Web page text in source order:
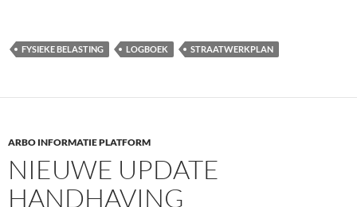
FYSIEKE BELASTING LOGBOEK STRAATWERKPLAN
ARBO INFORMATIE PLATFORM
NIEUWE UPDATE
HANDHAVING